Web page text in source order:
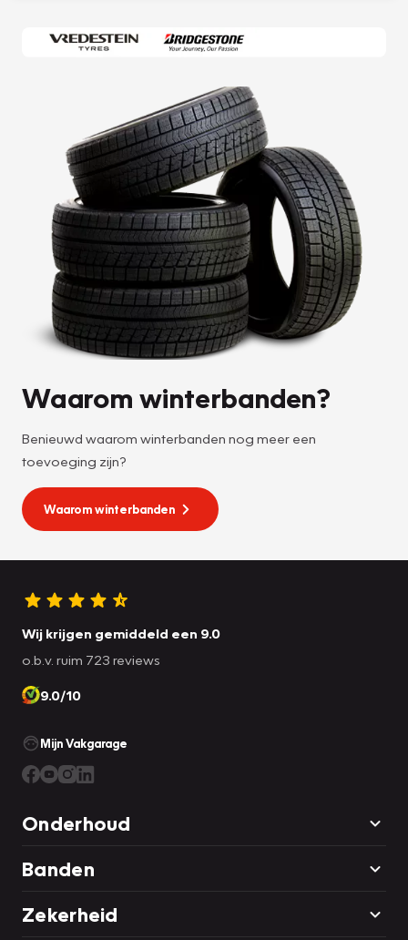
Waarom winterbanden?
Benieuwd waarom winterbanden nog meer een
toevoeging zijn?
Waarom winterbanden
Wij krijgen gemiddeld een 9.0
o.b.v. ruim 723 reviews
9.0/10
Mijn Vakgarage
Onderhoud
Banden
Zekerheid